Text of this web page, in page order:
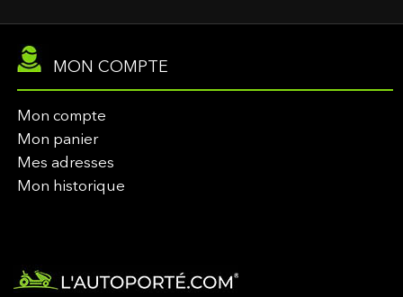
MON COMPTE
Mon compte
Mon panier
Mes adresses
Mon historique